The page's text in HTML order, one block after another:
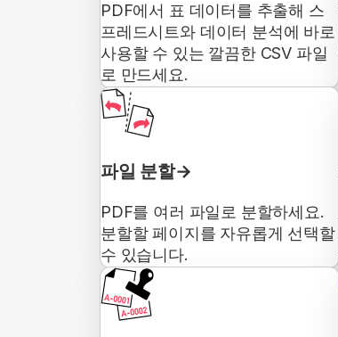
PDF에서 표 데이터를 추출해 스
프레드시트와 데이터 분석에 바로
사용할 수 있는 깔끔한 CSV 파일
로 만드세요.
파일 분할
PDF를 여러 파일로 분할하세요.
분할할 페이지를 자유롭게 선택할
수 있습니다.